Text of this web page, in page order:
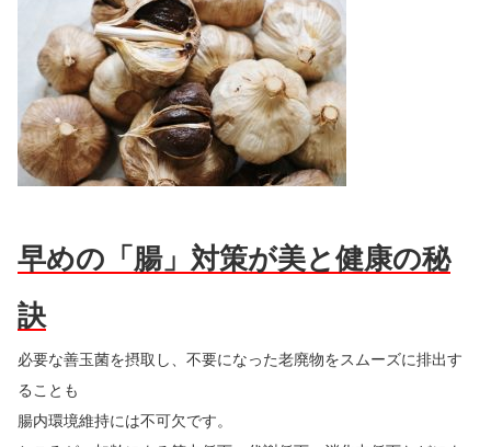
早めの「腸」対策が美と健康の秘
訣
必要な善玉菌を摂取し、不要になった老廃物をスムーズに排出す
ることも
腸内環境維持には不可欠です。